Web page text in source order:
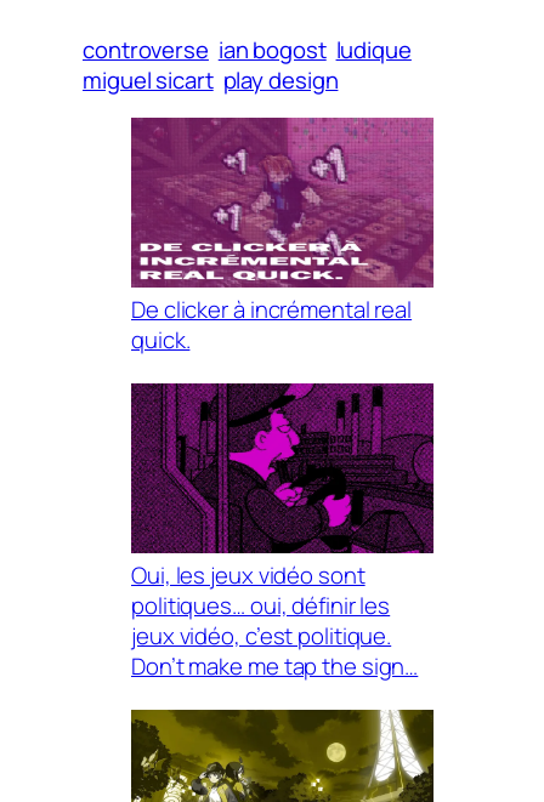
controverse ian bogost ludique
miguel sicart play design
De clicker à incrémental real
quick.
Oui, les jeux vidéo sont
politiques… oui, définir les
jeux vidéo, c’est politique.
Don’t make me tap the sign…